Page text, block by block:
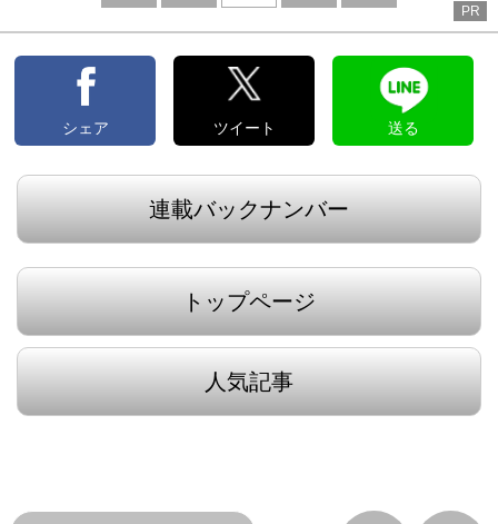
へ
へ
PR
シェア ツイート 送る
連載バックナンバー
トップページ
人気記事